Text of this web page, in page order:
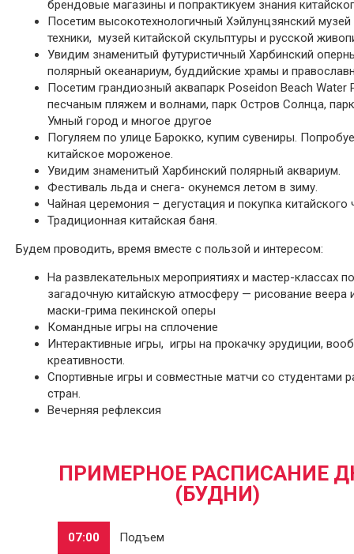
брендовые магазины и попрактикуем знания
Посетим высокотехнологичный Хэйлунцзянский музей
техники, музей китайской скульптуры и русской
Увидим знаменитый футуристичный Харбинский
полярный океанариум, буддийские храмы и
Посетим грандиозный аквапарк Poseidon Beach Water
песчаным пляжем и волнами, парк Остров Солнца,
Умный город и многое другое
Погуляем по улице Барокко, купим сувениры.
китайское мороженое.
Увидим знаменитый Харбинский полярный аквариум.
Фестиваль льда и снега- окунемся летом в зиму.
Чайная церемония – дегустация и покупка китайского
Традиционная китайская баня.
Будем проводить, время вместе с пользой и интересом:
На развлекательных мероприятиях и мастер-классах
загадочную китайскую атмосферу — рисование веера
маски-грима пекинской оперы
Командные игры на сплочение
Интерактивные игры, игры на прокачку эрудиции,
креативности.
Спортивные игры и совместные матчи со студентами
стран.
Вечерняя рефлексия
ПРИМЕРНОЕ РАСПИСАНИЕ
(БУДНИ)
07:00 Подъем